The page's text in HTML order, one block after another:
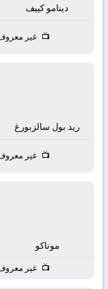
مباريات
مباشر
دينامو كييف
غير
ريد بول سالزبورغ
غير
موناكو
غير